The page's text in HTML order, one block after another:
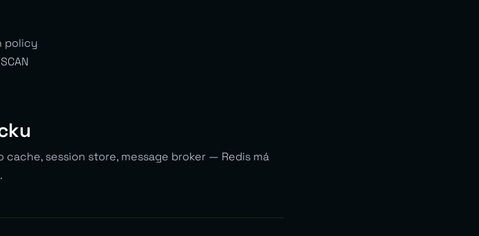
policy
session store, message broker — Redis má